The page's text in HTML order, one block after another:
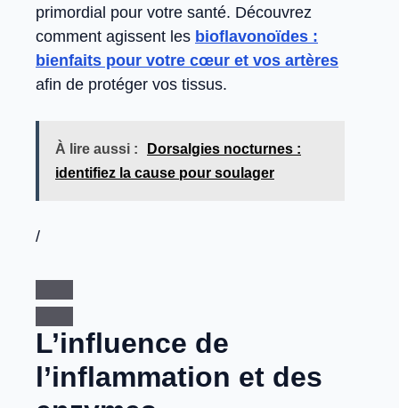
primordial pour votre santé. Découvrez
comment agissent les bioflavonoïdes :
bienfaits pour votre cœur et vos artères
afin de protéger vos tissus.
À lire aussi :
Dorsalgies nocturnes :
identifiez la cause pour soulager
/
L’influence de
l’inflammation et des